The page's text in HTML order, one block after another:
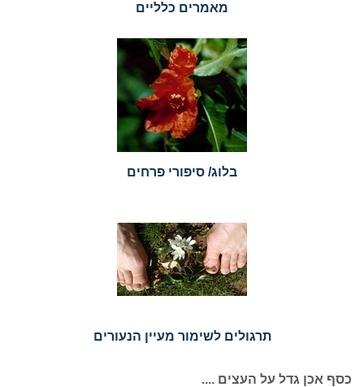
מאמרים כלליים
בלוג/ סיפורי פרחים
תרגולים לשימור מעיין הנעורים
כסף אכן גדל על העצים ....